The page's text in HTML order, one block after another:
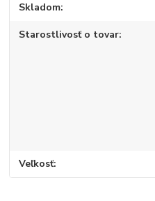
Skladom
Starostlivosť o tovar
Veľkosť